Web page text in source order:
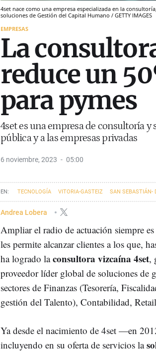
4set nace como una empresa especializada en la
soluciones de Gestión del Capital Humano / GETTY IMAGES
EMPRESAS
La
reduce un
para pymes
4set es una empresa de consultoría
pública y a las empresas privadas
6 noviembre, 2023 05:00
TECNOLOGÍA VITORIA-GASTEIZ SAN SEBASTIÁN-
MADRID EUSKADI GETXO
Andrea Lobera
Ampliar el radio de actuación siempre
les permite alcanzar clientes a los que,
ha logrado laconsultora vizcaína 4set,
proveedor líder global de soluciones de
sectores de Finanzas (Tesorería,
gestión del Talento), Contabilidad,
Ya desde el nacimiento de 4set —en
incluyendo en su oferta de servicios la